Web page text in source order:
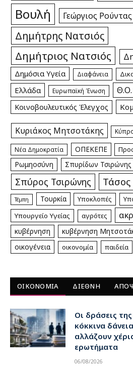
Βουλή Γεώργιος Ρούντας
Δημήτρης Νατσιός
Δημήτριος Νατσιός
Δημόσια Υγεία Διαφάνεια
Ελλάδα Ευρωπαϊκή Ένωση Θ.Ο.
Κοινοβουλευτικός Έλεγχος
Κυριάκος Μητσοτάκης
Νέα Δημοκρατία ΟΠΕΚΕΠΕ
Ρωμηοσύνη Σπυρίδων Τσιρώνης
Σπύρος Τσιρώνης Τάσος
Τέμπη Τουρκία Υποκλοπές
Υπουργείο Υγείας
αγρότες
κυβέρνηση κυβέρνηση
οικογένεια οικονομία παιδεία
ΟΙΚΟΝΟΜΙΑ ΔΙΕΘΝΗ
Οι δράσεις
κόκκινα
αλλάζουν
ερωτήματα
06/08/2026